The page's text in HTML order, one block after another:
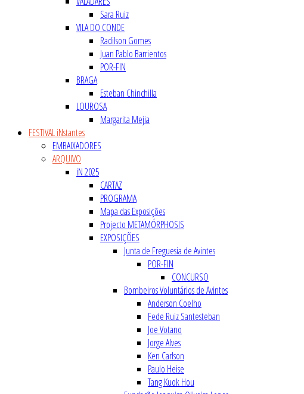
Sara Ruiz
VILA DO CONDE
Radilson Gomes
Juan Pablo Barrientos
POR-FIN
BRAGA
Esteban Chinchilla
LOUROSA
Margarita Mejia
FESTIVAL iNstantes
EMBAIXADORES
ARQUIVO
iN 2025
CARTAZ
PROGRAMA
Mapa das Exposições
Projecto METAMÓRPHOSIS
EXPOSIÇÕES
Junta de Freguesia de Avintes
POR-FIN
CONCURSO
Bombeiros Voluntários de Avintes
Anderson Coelho
Fede Ruiz Santesteban
Joe Votano
Jorge Alves
Ken Carlson
Paulo Heise
Tang Kuok Hou